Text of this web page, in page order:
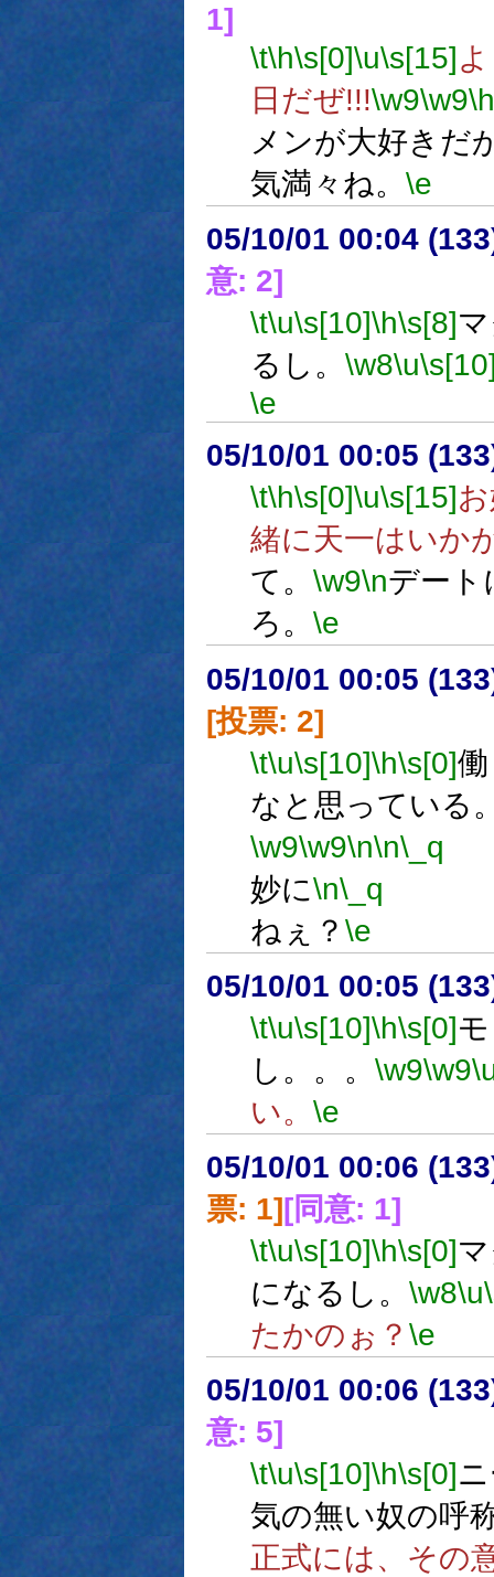
1]
\t\h\s[0]\u\s[15]
日だぜ!!!\w9\w9\h
メンが大好きだ
気満々ね。 \e
05/10/01 00:04
意: 2]
\t\u\s[10]\h\s[8]
るし。 \w8\u
\e
05/10/01 00:05
\t\h\s[0]\u\s[15]
緒に天一はいか
て。 \w9\nデート
ろ。 \e
05/10/01 00:05
[投票: 2]
\t\u\s[10]\h\s[0]
なと思っている
\w9\w9\n\n\_q
妙に\n\_q
ねぇ？ \e
05/10/01 00:05
\t\u\s[10]\h\s[0]
し。。。 \w9\w9
い。 \e
05/10/01 00:06
票: 1][同意: 1]
\t\u\s[10]\h\s[0]
になるし。 \w8\u
たかのぉ？ \e
05/10/01 00:06
意: 5]
\t\u\s[10]\h\s[0]
気の無い奴の呼
正式には、その